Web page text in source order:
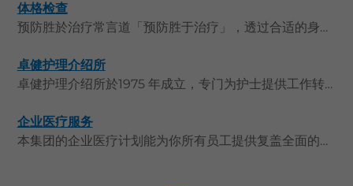
登记 / 登入
语言
体格检查
预防胜於治疗常言道「预防胜于治疗」，透过合适的身体检查，能及早发现未知的疾病及健康问题，达至早发现，早医治的效果。 卓健医疗致力提倡公众对基层保健及预防疾病的意识，提供一系列体格检查及
卓健护理介绍所
卓健护理介绍所於1975 年成立，专门为护士提供工作转介及为客户转介优质的私家看护服务。所有护士均具专业资历及经严格挑选，为公营及私营医院丶非政府机构丶私人护老院及诊所等提供替补护理人员，以应付突然出现的人手短缺；并同时提供个案处理方案及医疗设备等服务，兼顾需於家中疗养客户的需求。卓健护理介绍所荣获ISO 9001:2015 认证，达到国际品质管理系统的标准。我们一直坚守着核心价值坚守承诺丶价钱合理丶尊重顾客及合乎道德，以提供优质丶合理价钱丶贴心及全面的服务。
企业医疗服务
本集团的企业医疗计划能为你所有员工提供复盖全面的保障。我们了解合适的僱员计划对于员工价值和保障的重要性，因此致力协助你选择甚至度身订制完善的方案，务求全面地照顾员工的身心健康，从而营造一个健康和谐的工作环境。与此同时，我们所提供的个案管理服务能助你认识各种职场风险，并安排适切的復康计划，以让员工在生病或受伤后尽快返回工作岗位。作为一间有远见的医疗保健集团，我们不仅为你的员工提供优质医疗保健服务，亦致力在职场推广健康教育和疾病预防的知识。